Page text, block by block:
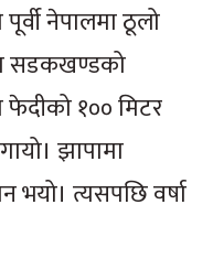
नेपालमा ठूलो
सडकखण्डको
फेदीको १०० मिटर
झापामा
भयो। त्यसपछि वर्षा